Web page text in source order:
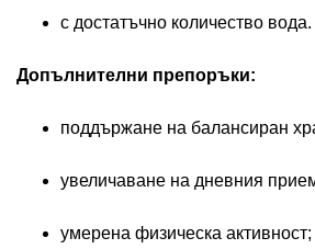
с достатъчно количество вода.
Допълнителни препоръки:
поддържане на балансиран
увеличаване на дневния
умерена физическа активност;